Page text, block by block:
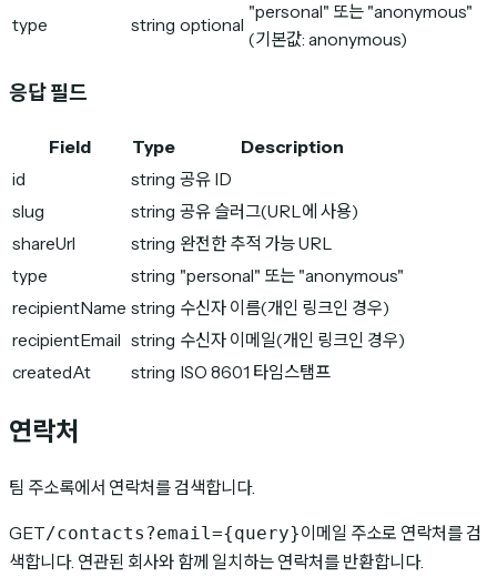
type string optional
"personal" 또는 "anonymous"
(기본값: anonymous)
응답 필드
Field Type
Description
id
string 공유 ID
slug
string 공유 슬러그(URL에 사용)
shareUrl
string 완전한 추적 가능 URL
type
string "personal" 또는 "anonymous"
recipientName string 수신자 이름(개인 링크인 경우)
recipientEmail string 수신자 이메일(개인 링크인 경우)
createdAt
string ISO 8601 타임스탬프
연락처
팀 주소록에서 연락처를 검색합니다.
GET/contacts?email={query}이메일 주소로 연락처를 검
색합니다. 연관된 회사와 함께 일치하는 연락처를 반환합니다.